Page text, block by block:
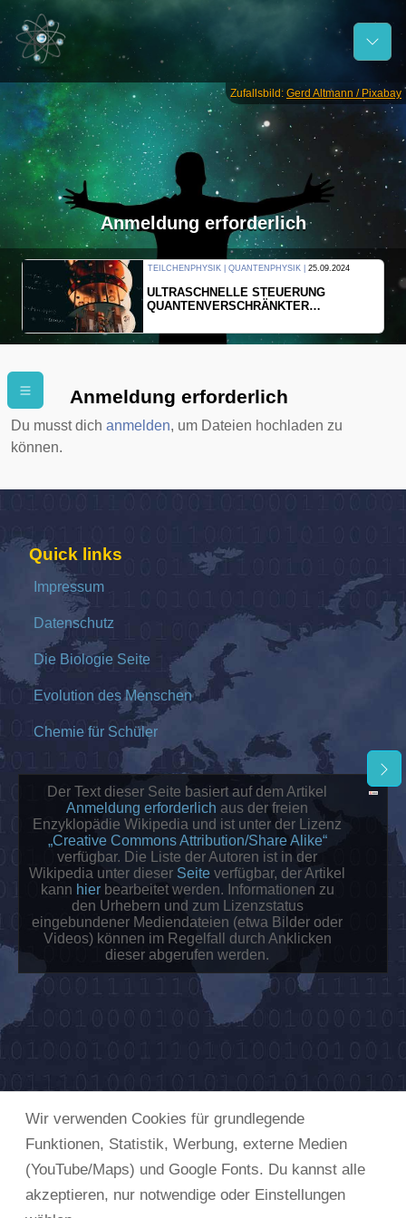
Anmeldung erforderlich
TEILCHENPHYSIK | QUANTENPHYSIK | 25.09.2024
ULTRASCHNELLE STEUERUNG
QUANTENVERSCHRÄNKTER
Wir verwenden Cookies für grundlegende
Funktionen, Statistik, Werbung, externe Medien
(YouTube/Maps) und Google Fonts. Du kannst alle
akzeptieren, nur notwendige oder Einstellungen
Zufallsbild: Gerd Altmann / Pixabay
Anmeldung erforderlich
Du musst dich anmelden, um Dateien hochladen zu
können.
Quick links
Impressum
Datenschutz
Die Biologie Seite
Evolution des Menschen
Chemie für Schüler
Der Text dieser Seite basiert auf dem Artikel
Anmeldung erforderlich aus der freien
Enzyklopädie Wikipedia und ist unter der Lizenz
„Creative Commons Attribution/Share Alike“
verfügbar. Die Liste der Autoren ist in der
Wikipedia unter dieser Seite verfügbar, der Artikel
kann hierbearbeitet werden. Informationen zu
den Urhebern und zum Lizenzstatus
eingebundener Mediendateien (etwa Bilder oder
Videos) können im Regelfall durch Anklicken
dieser abgerufen werden.